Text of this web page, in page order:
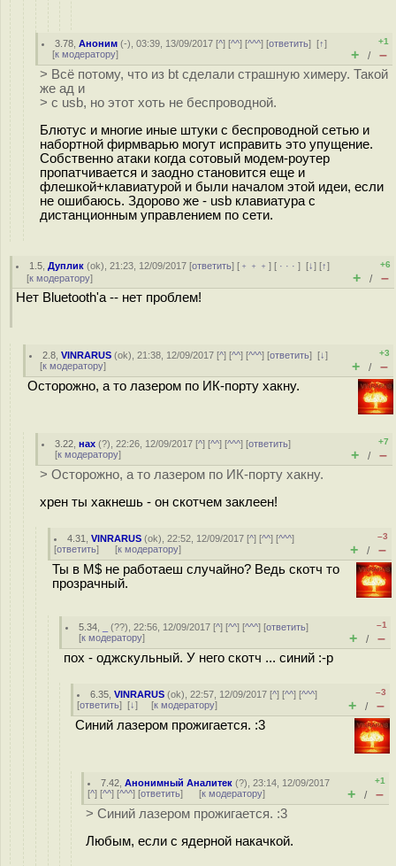
3.78 ,Аноним (-), 03:39, 13/09/2017 [^] [^^] [^^^] [ответить][↑]
[к модератору]
+1
+ / –
> Всё потому, что из bt сделали страшную химеру. Такой
же ад и
> с usb, но этот хоть не беспроводной.
Блютус и многие иные штуки с беспроводной сетью и
набортной фирмварью могут исправить это упущение.
Собственно атаки когда сотовый модем-роутер
пропатчивается и заодно становится еще и
флешкой+клавиатурой и были началом этой идеи, если
не ошибаюсь. Здорово же - usb клавиатура с
дистанционным управлением по сети.
1.5 ,Дуплик (ok), 21:23, 12/09/2017 [ответить] [ ﹢﹢﹢] [ · · ·][↓] [↑]
[к модератору]
+6
+ / –
Нет Bluetooth'а -- нет проблем!
2.8 ,VINRARUS (ok), 21:38, 12/09/2017 [^] [^^] [^^^] [ответить][↓]
[к модератору]
+3
+ / –
Осторожно, а то лазером по ИК-порту хакну.
3.22 ,нах (?), 22:26, 12/09/2017 [^] [^^] [^^^] [ответить]
[к модератору]
+7
+ / –
> Осторожно, а то лазером по ИК-порту хакну.
хрен ты хакнешь - он скотчем заклеен!
4.31 ,VINRARUS (ok), 22:52, 12/09/2017 [^] [^^] [^^^]
[ответить] [к модератору]
–3
+ / –
Ты в M$ не работаеш случайно? Ведь скотч то
прозрачный.
5.34 (??), 22:56, 12/09/2017 [^] [^^] [^^^] [ответить]
[к модератору]
–1
+ / –
пох - оджскульный. У него скотч ... синий :-р
6.35 ,VINRARUS (ok), 22:57, 12/09/2017 [^] [^^] [^^^]
[ответить] [↓] [к модератору]
–3
+ / –
Синий лазером прожигается. :3
7.42 ,Анонимный Аналитек (?), 23:14, 12/09/2017
[^] [^^] [^^^] [ответить] [к модератору]
+1
+ / –
> Синий лазером прожигается. :3
Любым, если с ядерной накачкой.